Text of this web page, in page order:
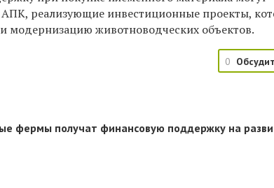
реализующие инвестиционные проекты,
модернизацию животноводческих объектов.
0
фермы получат финансовую поддержку на